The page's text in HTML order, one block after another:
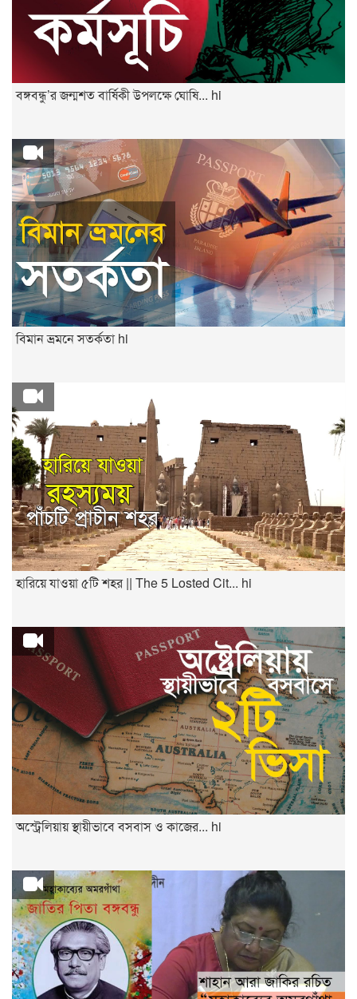
বঙ্গবন্ধু’র জন্মশত বার্ষিকী উপলক্ষে ঘোষি... hi
বিমান ভ্রমনে সতর্কতা hi
হারিয়ে যাওয়া ৫টি শহর || The 5 Losted Cit... hi
অস্ট্রেলিয়ায় স্থায়ীভাবে বসবাস ও কাজের... hi